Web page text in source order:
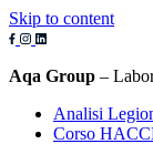
Skip to content
Aqa Group –
Analisi
Corso